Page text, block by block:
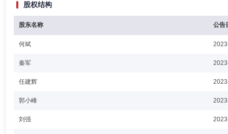
股权结构
股东名称 公告
何斌
秦军
任建辉
郭小峰
刘强